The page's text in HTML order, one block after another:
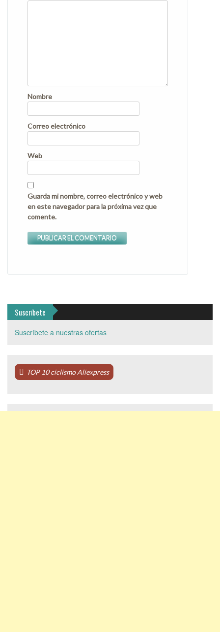
Nombre
Correo electrónico
Web
Guarda mi nombre, correo electrónico y web
en este navegador para la próxima vez que
comente.
Suscríbete
Suscríbete a nuestras ofertas
TOP 10 ciclismo Aliexpress